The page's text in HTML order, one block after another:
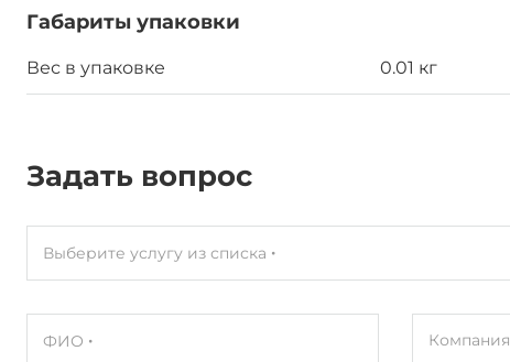
Габариты упаковки
Вес в упаковке 0.01 кг
Задать вопрос
Выберите услугу из списка
ФИО Компания